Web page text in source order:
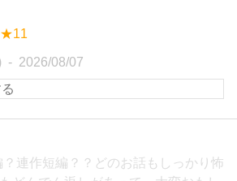
★11
2026/08/07
？連作短編？？どのお話もしっかり怖